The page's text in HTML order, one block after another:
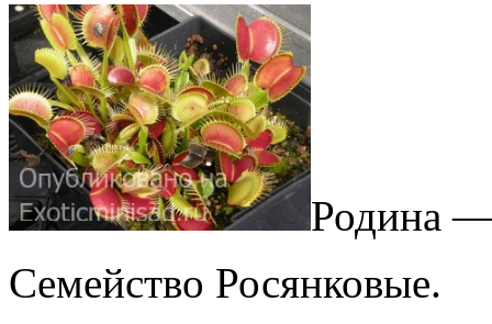
Родина
Семейство Росянковые.